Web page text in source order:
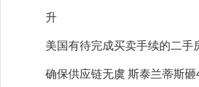
升
美国有待完成买卖手续的二手
确保供应链无虞 斯泰兰蒂斯